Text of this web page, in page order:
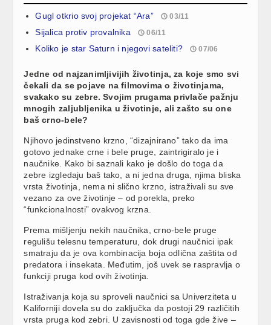
Gugl otkrio svoj projekat “Ara” 03/11
Sijalica protiv provalnika 06/11
Koliko je star Saturn i njegovi sateliti? 07/06
Jedne od najzanimljivijih životinja, za koje smo svi
čekali da se pojave na filmovima o životinjama,
svakako su zebre. Svojim prugama privlače pažnju
mnogih zaljubljenika u životinje, ali zašto su one
baš crno-bele?
Njihovo jedinstveno krzno, “dizajnirano” tako da ima
gotovo jednake crne i bele pruge, zaintrigiralo je i
naučnike. Kako bi saznali kako je došlo do toga da
zebre izgledaju baš tako, a ni jedna druga, njima bliska
vrsta životinja, nema ni slično krzno, istraživali su sve
vezano za ove životinje – od porekla, preko
“funkcionalnosti” ovakvog krzna.
Prema mišljenju nekih naučnika, crno-bele pruge
regulišu telesnu temperaturu, dok drugi naučnici ipak
smatraju da je ova kombinacija boja odlična zaštita od
predatora i insekata. Međutim, još uvek se raspravlja o
funkciji pruga kod ovih životinja.
Istraživanja koja su sproveli naučnici sa Univerziteta u
Kaliforniji dovela su do zaključka da postoji 29 različitih
vrsta pruga kod zebri. U zavisnosti od toga gde žive –